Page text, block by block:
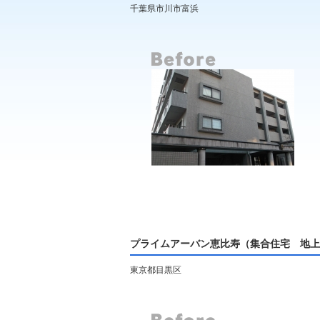
千葉県市川市富浜
プライムアーバン恵比寿（集合住宅 地
東京都目黒区